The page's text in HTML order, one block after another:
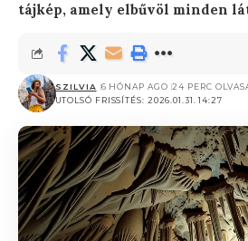
tájkép, amely elbűvöl minden
UTOLSÓ FRISSÍTÉS: 2026.01.31. 14:27
SZILVIA 6 HÓNAP AGO 24 PERC